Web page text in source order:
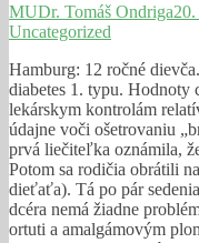
MUDr. Tomáš Ondriga
Uncategorized
Hamburg: 12 ročné
diabetes 1. typu.
lekárskym kontrolám
údajne voči ošetrovaniu
prvá liečiteľka oznámila,
Potom sa rodičia obrátili
dieťaťa). Tá po pár
dcéra nemá žiadne
ortuti a amalgámovým